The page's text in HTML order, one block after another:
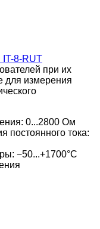
IT-8-RUT
при их
для измерения
0...2800 Ом
постоянного тока:
−50...+1700°C